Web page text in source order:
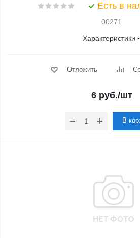
Есть в
00271
Характеристики
Отложить
6 руб./шт
В